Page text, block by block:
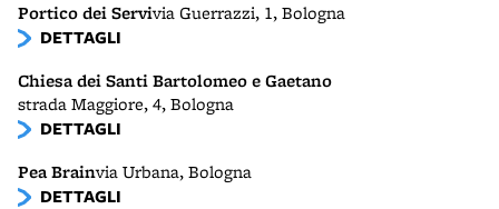
Portico dei Servivia Guerrazzi, 1, Bologna
DETTAGLI
Chiesa dei Santi Bartolomeo e Gaetano
strada Maggiore, 4, Bologna
DETTAGLI
Pea Brainvia Urbana, Bologna
DETTAGLI